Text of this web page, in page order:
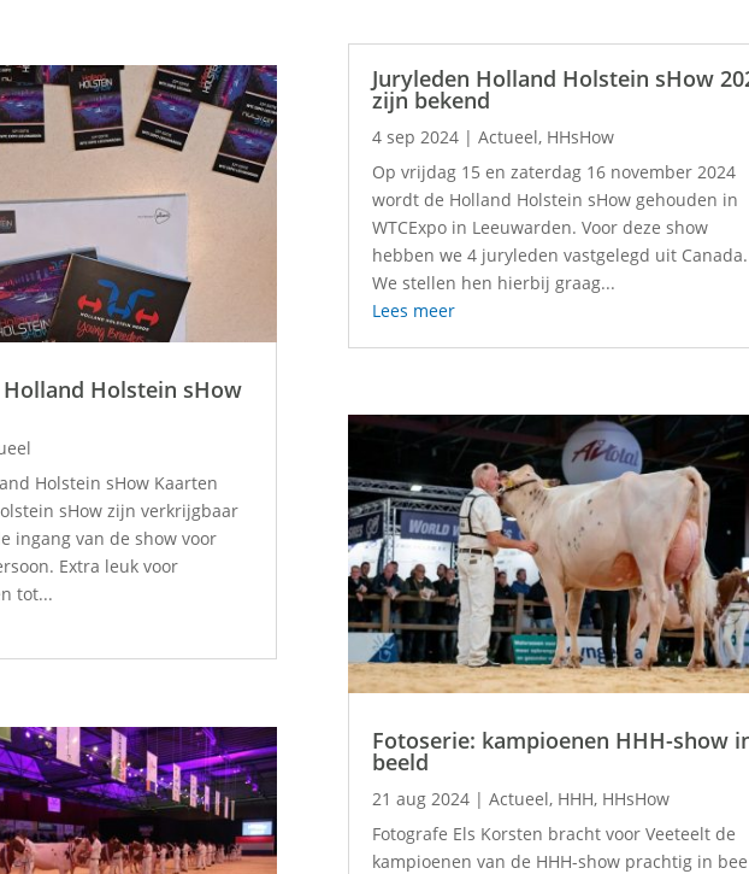
Holstein sHow
Holstein sHow Kaarten
sHow zijn verkrijgbaar
ingang van de show voor
Extra leuk voor
tot...
Juryleden Holland Holstein sHow
zijn bekend
4 sep 2024 |Actueel, HHsHow
Op vrijdag 15 en zaterdag 16 november 2024
wordt de Holland Holstein sHow gehouden in
WTCExpo in Leeuwarden. Voor deze show
hebben we 4 juryleden vastgelegd uit Canada.
We stellen hen hierbij graag...
Lees meer
Fotoserie: kampioenen HHH-show
beeld
21 aug 2024 |Actueel, HHH, HHsHow
Fotografe Els Korsten bracht voor Veeteelt de
kampioenen van de HHH-show prachtig in